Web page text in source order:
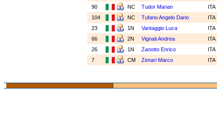
90
NC Tudor Marian
ITA
104
NC Tufano Angelo Dario
ITA
23
1N Vantaggio Luca
ITA
66
2N Vignati Andrea
ITA
26
1N Zanotto Enrico
ITA
7
CM Zenari Marco ITA